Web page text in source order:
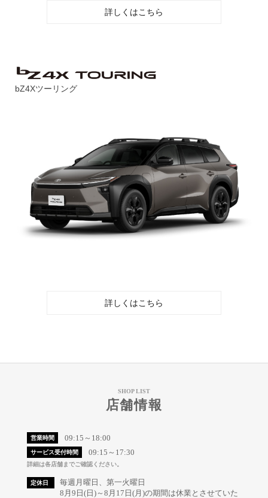
詳しくはこちら
bZ4Xツーリング
詳しくはこちら
SHOP LIST
店舗情報
営業時間 09:15～18:00
サービス受付時間 09:15～17:30
詳細は各店舗までご確認ください。
定休日
毎週月曜日、第一火曜日
8月9日(日)～8月17日(月)の期間は休業とさせていた